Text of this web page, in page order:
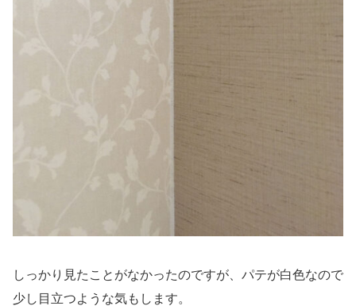
しっかり見たことがなかったのですが、パテが白色なので
少し目立つような気もします。